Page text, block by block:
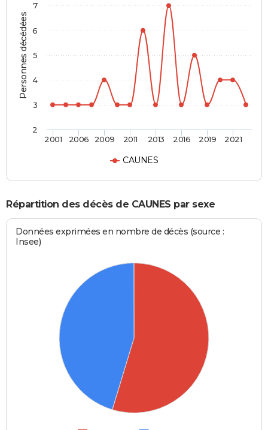
Personnes décédées
CAUNES
2001 2006 2009 2011 2013 2016 2019 2021
2
3
4
5
6
7
Répartition des décès de CAUNES par sexe
Données exprimées en nombre de décès (source :
Insee)